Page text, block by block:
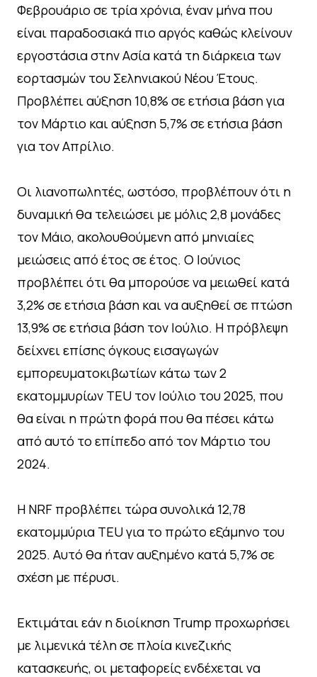
Φεβρουάριο σε τρία χρόνια, έναν μήνα που
είναι παραδοσιακά πιο αργός καθώς κλείνουν
εργοστάσια στην Ασία κατά τη διάρκεια των
εορτασμών του Σεληνιακού Νέου Έτους.
Προβλέπει αύξηση 10,8% σε ετήσια βάση για
τον Μάρτιο και αύξηση 5,7% σε ετήσια βάση
για τον Απρίλιο.
Οι λιανοπωλητές, ωστόσο, προβλέπουν ότι η
δυναμική θα τελειώσει με μόλις 2,8 μονάδες
τον Μάιο, ακολουθούμενη από μηνιαίες
μειώσεις από έτος σε έτος. Ο Ιούνιος
προβλέπει ότι θα μπορούσε να μειωθεί κατά
3,2% σε ετήσια βάση και να αυξηθεί σε πτώση
13,9% σε ετήσια βάση τον Ιούλιο. Η πρόβλεψη
δείχνει επίσης όγκους εισαγωγών
εμπορευματοκιβωτίων κάτω των 2
εκατομμυρίων TEU τον Ιούλιο του 2025, που
θα είναι η πρώτη φορά που θα πέσει κάτω
από αυτό το επίπεδο από τον Μάρτιο του
2024.
Η NRF προβλέπει τώρα συνολικά 12,78
εκατομμύρια TEU για το πρώτο εξάμηνο του
2025. Αυτό θα ήταν αυξημένο κατά 5,7% σε
σχέση με πέρυσι.
Εκτιμάται εάν η διοίκηση Trump προχωρήσει
με λιμενικά τέλη σε πλοία κινεζικής
κατασκευής, οι μεταφορείς ενδέχεται να